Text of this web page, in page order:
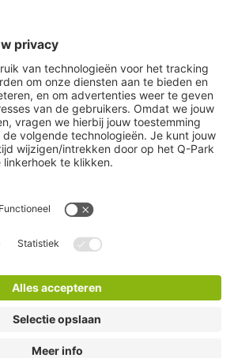
Steden
Download
Cookie instellingen
Algemene voorwaarden
Juridische informatie
Disclaimer